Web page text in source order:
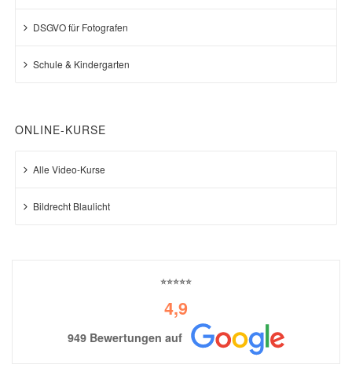
DSGVO für Fotografen
Schule & Kindergarten
ONLINE-KURSE
Alle Video-Kurse
Bildrecht Blaulicht
⭐⭐⭐⭐⭐
4,9
949 Bewertungen auf